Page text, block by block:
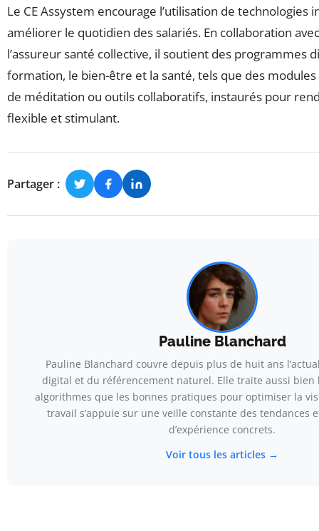
Le CE Assystem encourage l’utilisation de technologies
améliorer le quotidien des salariés. En collaboration
l’assureur santé collective, il soutient des programmes
formation, le bien-être et la santé, tels que des
de méditation ou outils collaboratifs, instaurés pour
flexible et stimulant.
Partager :
Pauline Blanchard
Pauline Blanchard couvre depuis plus de huit ans
digital et du référencement naturel. Elle traite aussi bien
algorithmes que les bonnes pratiques pour optimiser la
travail s’appuie sur une veille constante des tendances
d’expérience concrets.
Voir tous les articles →